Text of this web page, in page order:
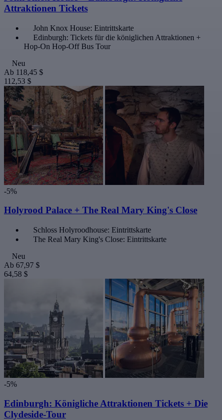
Attraktionen Tickets
John Knox House: Eintrittskarte
Edinburgh: Tickets für die königlichen Attraktionen +
Hop-On Hop-Off Bus Tour
Neu
Ab 118,45 $
112,53 $
-5%
Holyrood Palace + The Real Mary King's Close
Schloss Holyroodhouse: Eintrittskarte
The Real Mary King's Close: Eintrittskarte
Neu
Ab 67,97 $
64,58 $
-5%
Edinburgh: Königliche Attraktionen Tickets + Die
Clydeside-Tour